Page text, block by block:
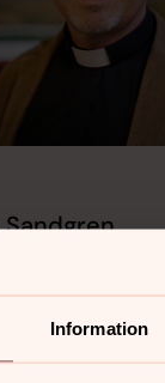
Information
kyrkan i
14 92Mobil: